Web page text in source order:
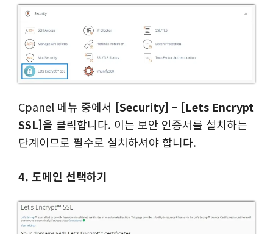
Cpanel 메뉴 중에서 [Security] – [Lets Encrypt
SSL]을 클릭합니다. 이는 보안 인증서를 설치하는
단계이므로 필수로 설치하셔야 합니다.
4. 도메인 선택하기